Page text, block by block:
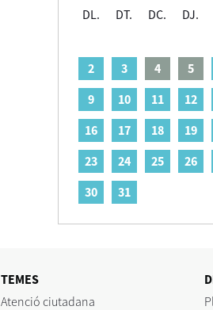
DL.
DT. DC. DJ.
2
3 4 5
9
10 11 12
16
17 18 19
23
24 25 26
30
31
TEMES
Atenció ciutadana